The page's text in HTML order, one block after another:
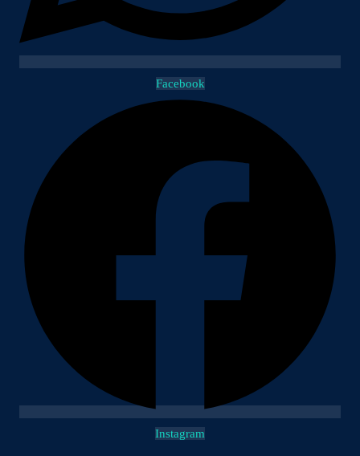
Facebook
Instagram